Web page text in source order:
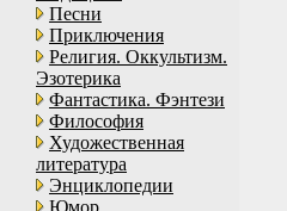
Песни
Приключения
Религия. Оккультизм.
Эзотерика
Фантастика. Фэнтези
Философия
Художественная
литература
Энциклопедии
Юмор